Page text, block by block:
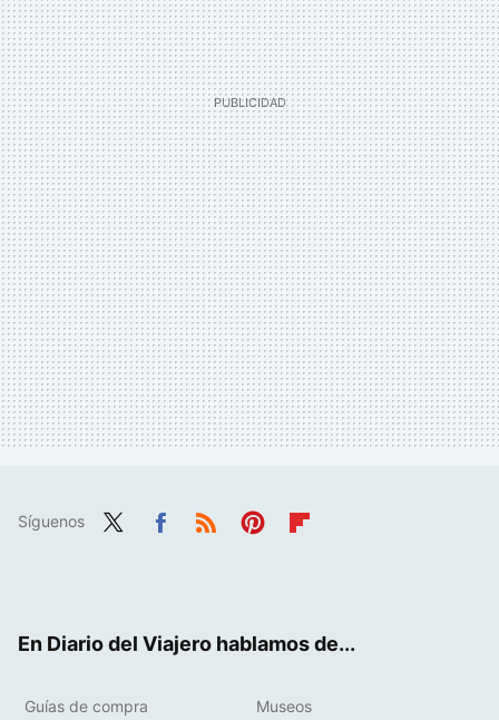
Síguenos
En Diario del Viajero hablamos de...
Guías de compra Museos